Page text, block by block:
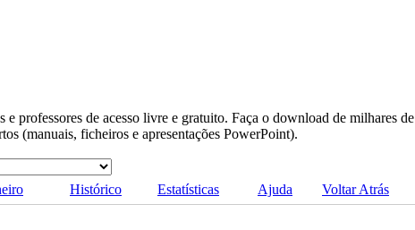
e professores de acesso livre e gratuito. Faça o download de milhares de
(manuais, ficheiros e apresentações PowerPoint).
Histórico Estatísticas Ajuda
Voltar Atrás